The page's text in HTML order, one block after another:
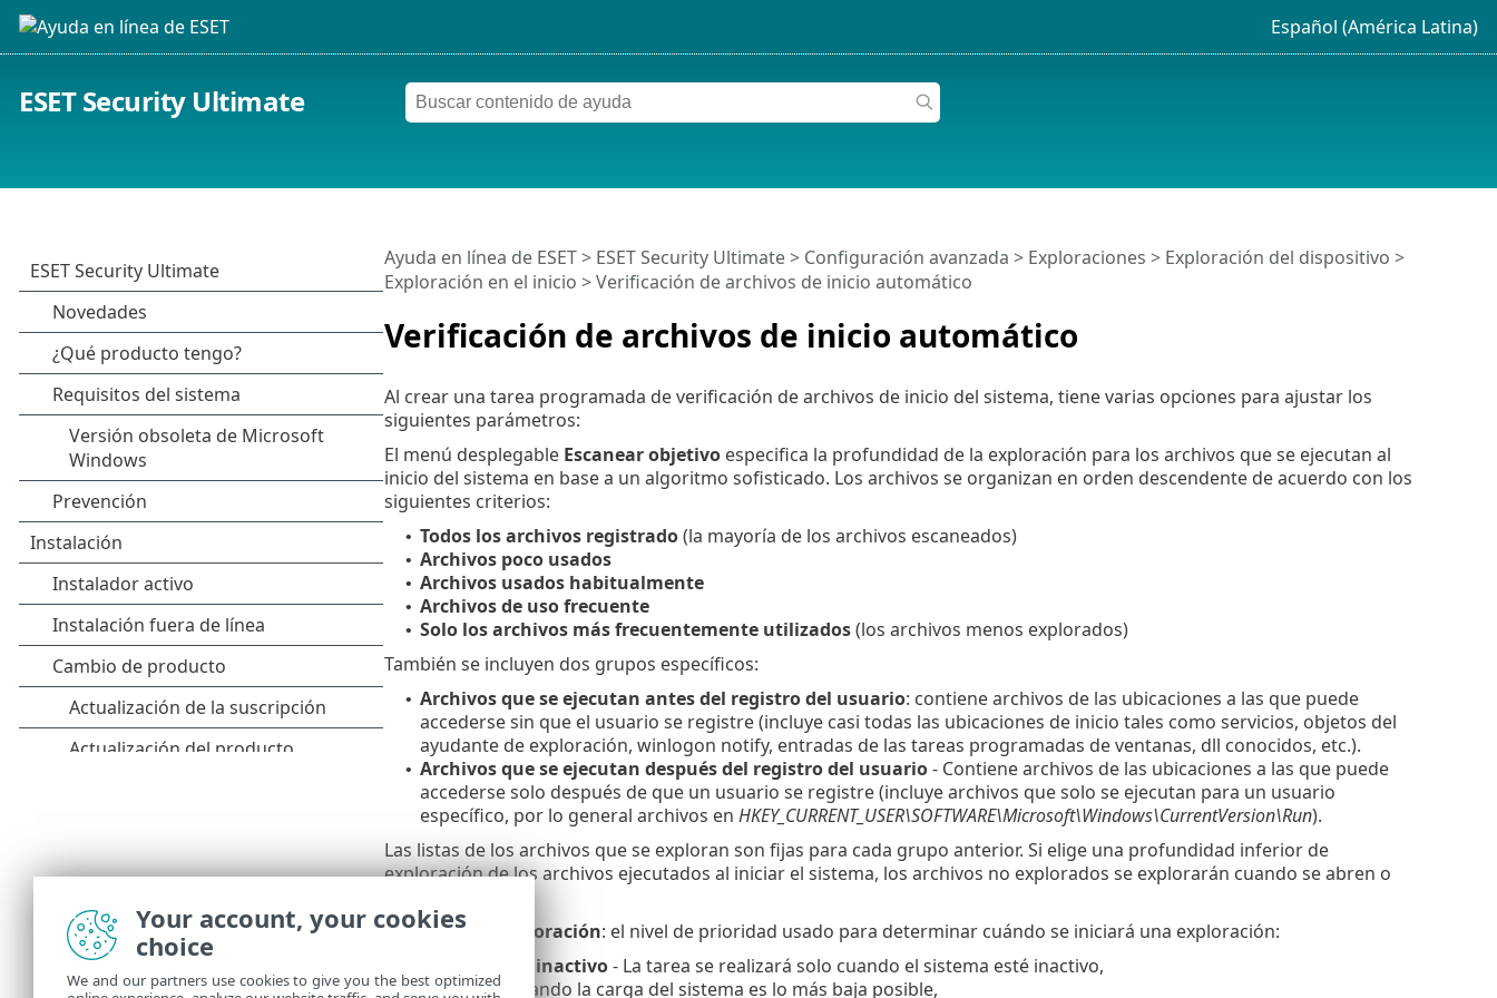
Español (América Latina)
ESET Security Ultimate
Verificación de archivos de inicio automático
Ayuda en línea de ESET> ESET Security Ultimate> Configuración avanzada > Exploraciones > Exploración del dispositivo >
Exploración en el inicio > Verificación de archivos de inicio automático
Al crear una tarea programada de verificación de archivos de inicio del sistema, tiene varias opciones para ajustar los
siguientes parámetros:
El menú desplegable Escanear objetivoespecifica la profundidad de la exploración para los archivos que se ejecutan al
inicio del sistema en base a un algoritmo sofisticado. Los archivos se organizan en orden descendente de acuerdo con los
siguientes criterios:
• Todos los archivos registrado(la mayoría de los archivos escaneados)
• Archivos poco usados
• Archivos usados habitualmente
• Archivos de uso frecuente
• Solo los archivos más frecuentemente utilizados(los archivos menos explorados)
También se incluyen dos grupos específicos:
• Archivos que se ejecutan antes del registro del usuario: contiene archivos de las ubicaciones a las que puede
accederse sin que el usuario se registre (incluye casi todas las ubicaciones de inicio tales como servicios, objetos del
ayudante de exploración, winlogon notify, entradas de las tareas programadas de ventanas, dll conocidos, etc.).
• Archivos que se ejecutan después del registro del usuario- Contiene archivos de las ubicaciones a las que puede
accederse solo después de que un usuario se registre (incluye archivos que solo se ejecutan para un usuario
específico, por lo general archivos en HKEY_CURRENT_USER\SOFTWARE\Microsoft\Windows\CurrentVersion\Run).
Las listas de los archivos que se exploran son fijas para cada grupo anterior. Si elige una profundidad inferior de
exploración de los archivos ejecutados al iniciar el sistema, los archivos no explorados se explorarán cuando se abren o
Prioridad de exploración: el nivel de prioridad usado para determinar cuándo se iniciará una exploración:
Cuando está inactivo- La tarea se realizará solo cuando el sistema esté inactivo,
• Más baja: cuando la carga del sistema es lo más baja posible,
Your account, your cookies
choice
We and our partners use cookies to give you the best optimized